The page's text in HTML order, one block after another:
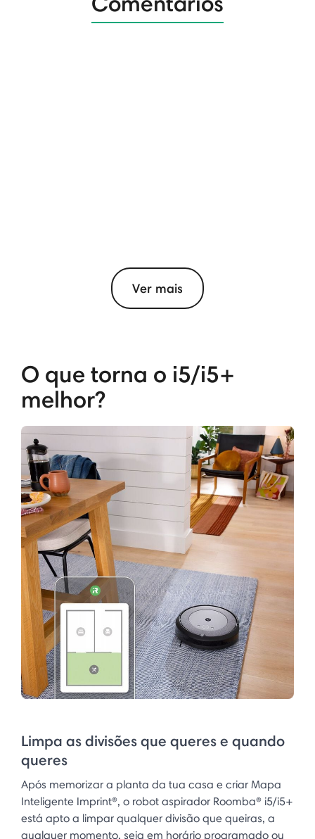
Ver mais
O que torna o i5/i5+
melhor?
Limpa as divisões que queres e quando
queres
Após memorizar a planta da tua casa e criar Mapa
Inteligente Imprint®, o robot aspirador Roomba® i5/i5+
está apto a limpar qualquer divisão que queiras, a
qualquer momento, seja em horário programado ou